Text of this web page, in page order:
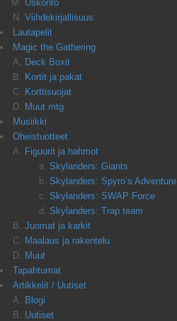
Uskonto
Viihdekirjallisuus
Lautapelit
Magic the Gathering
Deck Boxit
Kortit ja pakat
Korttisuojat
Muut mtg
Musiikki
Oheistuotteet
Figuurit ja hahmot
Skylanders: Giants
Skylanders: Spyro’s Adventure
Skylanders: SWAP Force
Skylanders: Trap team
Juomat ja karkit
Maalaus ja rakentelu
Muut
Tapahtumat
Artikkelit / Uutiset
Blogi
Uutiset